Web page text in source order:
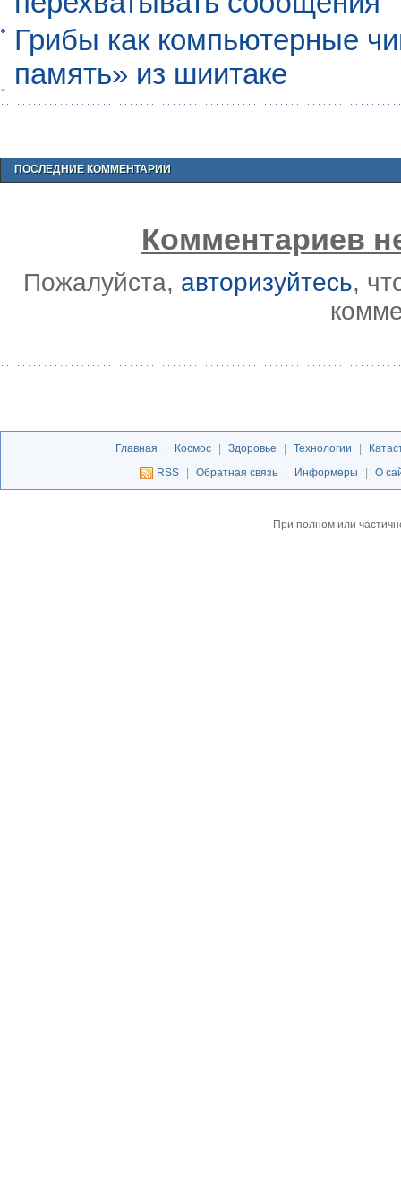
Грибы как компьютерные
память» из шиитаке
ПОСЛЕДНИЕ КОММЕНТАРИИ
Комментариев
Пожалуйста, авторизуйтесь,
Главная | Космос | Здоровье | Технологии |
RSS
| Обратная связь | Информеры | О
При полном или